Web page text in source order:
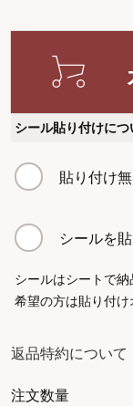
シール貼り付けにつ
貼り付け
シールを
シールはシートで
希望の方は貼り付け
返品特約について
注文数量